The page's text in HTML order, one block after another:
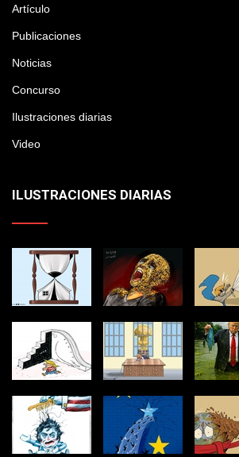
Artículo
Publicaciones
Noticias
Concurso
Ilustraciones diarias
Video
ILUSTRACIONES DIARIAS